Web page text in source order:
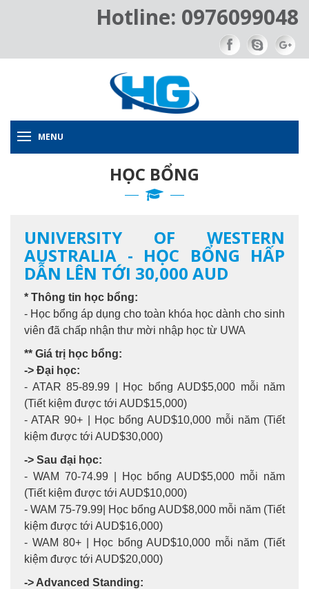
Hotline: 0976099048
MENU
HỌC BỔNG
UNIVERSITY OF WESTERN
AUSTRALIA - HỌC BỔNG HẤP
DẪN LÊN TỚI 30,000 AUD
* Thông tin học bổng:
- Học bổng áp dụng cho toàn khóa học dành cho sinh
viên đã chấp nhận thư mời nhập học từ UWA
** Giá trị học bổng:
-> Đại học:
- ATAR 85-89.99 | Học bổng AUD$5,000 mỗi năm
(Tiết kiệm được tới AUD$15,000)
- ATAR 90+ | Học bổng AUD$10,000 mỗi năm (Tiết
kiệm được tới AUD$30,000)
-> Sau đại học:
- WAM 70-74.99 | Học bổng AUD$5,000 mỗi năm
(Tiết kiệm được tới AUD$10,000)
- WAM 75-79.99| Học bổng AUD$8,000 mỗi năm (Tiết
kiệm được tới AUD$16,000)
- WAM 80+ | Học bổng AUD$10,000 mỗi năm (Tiết
kiệm được tới AUD$20,000)
-> Advanced Standing: